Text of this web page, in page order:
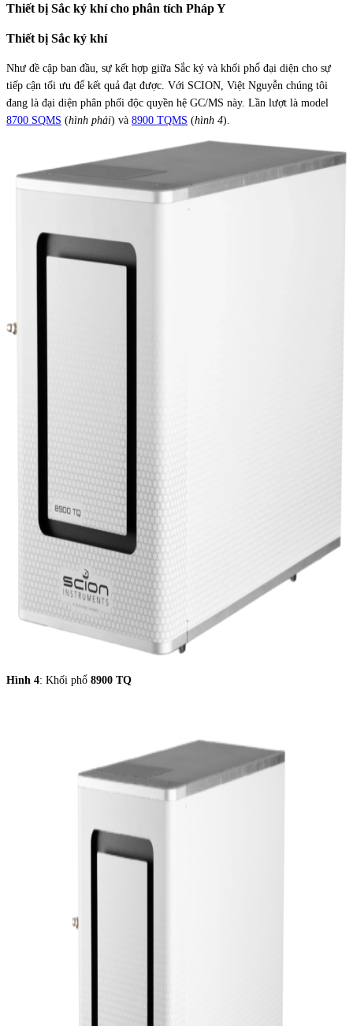
Thiết bị Sắc ký khí cho phân tích Pháp Y
Thiết bị Sắc ký khí
Như đề cập ban đầu, sự kết hợp giữa Sắc ký và khối phổ đại diện cho sự
tiếp cận tối ưu để kết quả đạt được. Với SCION, Việt Nguyễn chúng tôi
đang là đại diện phân phối độc quyền hệ GC/MS này. Lần lượt là model
8700 SQMS (hình phải) và 8900 TQMS (hình 4).
Hình 4: Khối phổ 8900 TQ